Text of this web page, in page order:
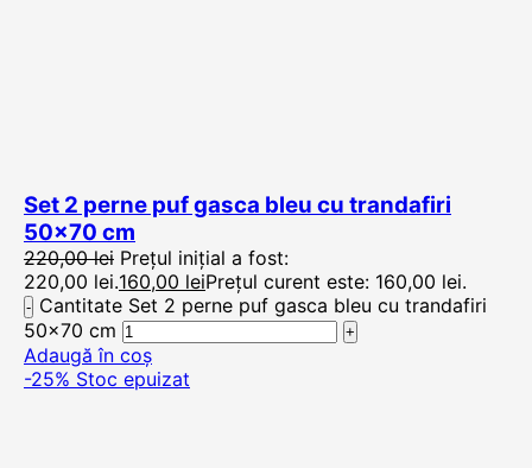
Set 2 perne puf gasca bleu cu trandafiri
50×70 cm
220,00lei Prețul inițial a fost:
220,00 lei.160,00 leiPrețul curent este: 160,00 lei.
Cantitate Set 2 perne puf gasca bleu cu trandafiri
50x70 cm
Adaugă în coș
-25% Stoc epuizat